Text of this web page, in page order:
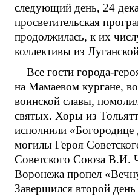
следующий день, 24
просветительская
продолжилась, к их
коллективы из
Все гости города-
на Мамаевом кургане,
воинской славы,
святых. Хоры из
исполнили
могилы Героя
Советского Союза В.И.
Воронежа пропел
Завершился второй